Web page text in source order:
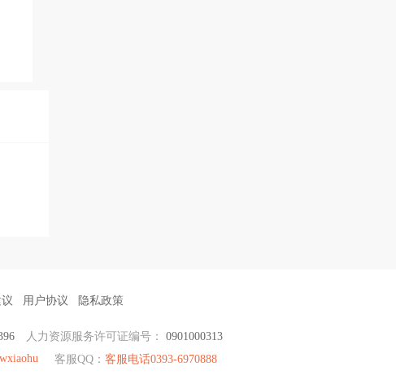
用户协议 隐私政策
人力资源服务许可证编号： 0901000313
客服QQ： 客服电话0393-6970888